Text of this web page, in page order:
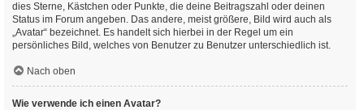
dies Sterne, Kästchen oder Punkte, die deine Beitragszahl oder deinen
Status im Forum angeben. Das andere, meist größere, Bild wird auch als
„Avatar“ bezeichnet. Es handelt sich hierbei in der Regel um ein
persönliches Bild, welches von Benutzer zu Benutzer unterschiedlich ist.
Nach oben
Wie verwende ich einen Avatar?